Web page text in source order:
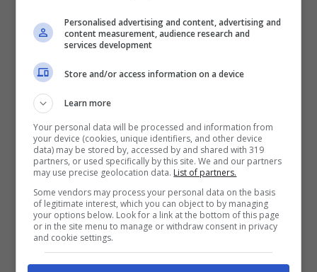
Da Napoliper Gatwick e da Stansted a 221
Da Roma Fiumicino
Stansted a Ciampino a 239 euro (Vueling e
Ryanair)
Berlino
Da Venezia-Marco Polo
174 euro (easyJet)
Personalised advertising and content, advertising and
content measurement, audience research and
services development
Store and/or access information on a device
Learn more
Your personal data will be processed and information from
your device (cookies, unique identifiers, and other device
data) may be stored by, accessed by and shared with 319
partners, or used specifically by this site. We and our partners
may use precise geolocation data. List of partners.
Some vendors may process your personal data on the basis
of legitimate interest, which you can object to by managing
your options below. Look for a link at the bottom of this page
or in the site menu to manage or withdraw consent in privacy
and cookie settings.